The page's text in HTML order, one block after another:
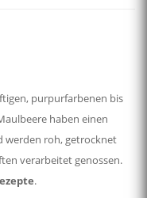
purpurfarbenen bis
haben einen
werden roh, getrocknet
verarbeitet genossen.
.